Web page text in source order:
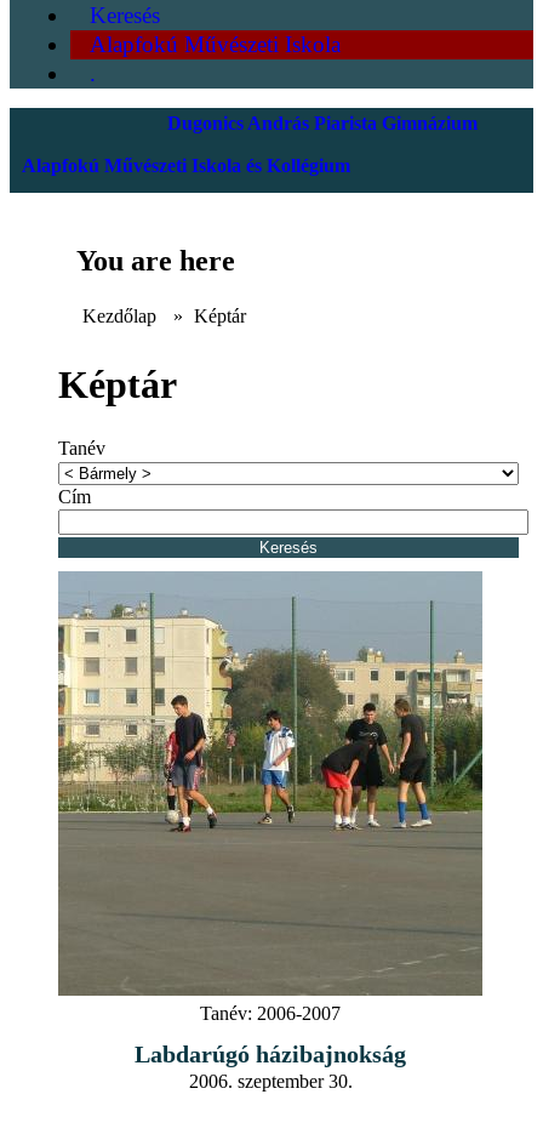
Keresés
Alapfokú Művészeti Iskola
.
Dugonics András Piarista Gimnázium
Alapfokú Művészeti Iskola és Kollégium
You are here
Kezdőlap » Képtár
Képtár
Tanév
Cím
Tanév: 2006-2007
Labdarúgó házibajnokság
2006. szeptember 30.